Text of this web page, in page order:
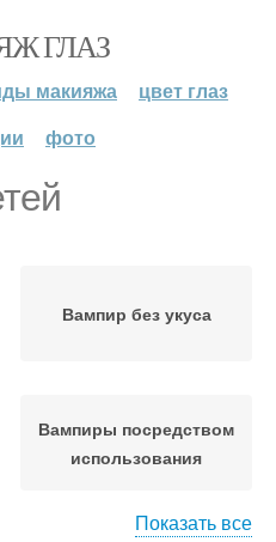
ГЛАЗ
макияжа
цвет глаз
фото
Вампир без укуса
Вампиры посредством
использования
Показать все